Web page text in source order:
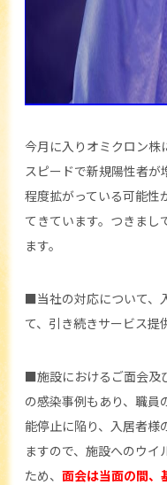
今月に入りオミクロン株
スピードで新規陽性者が
程度拡がっている可能性
てきています。つきまし
ます。
■当社の対応について、
て、引き続きサービス提
■施設におけるご面会及
の感染事例もあり、職員
能停止に陥り、入居者様
ますので、施設へのウイ
ため、 面会は当面の間、